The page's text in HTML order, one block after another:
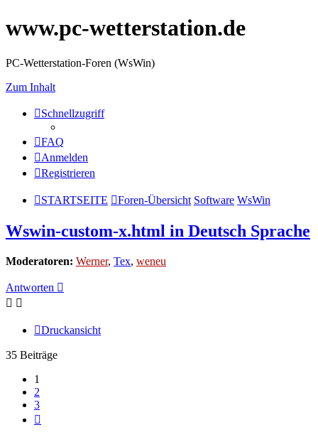
www.pc-wetterstation.de
PC-Wetterstation-Foren (WsWin)
Zum Inhalt
Schnellzugriff
FAQ
Anmelden
Registrieren
STARTSEITE Foren-Übersicht Software WsWin
Wswin-custom-x.html in Deutsch Sprache
Moderatoren: Werner, Tex, weneu
Antworten
Druckansicht
35 Beiträge
1
2
3